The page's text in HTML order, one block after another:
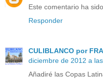
Este comentario ha
Responder
CULIBLANCO por
diciembre de 2012 a
Añadiré las Copas